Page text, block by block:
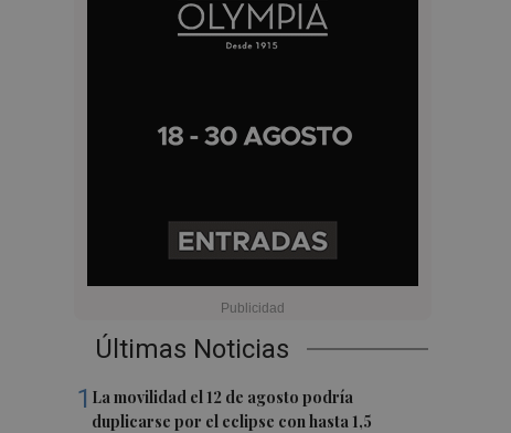
Últimas Noticias
1 La movilidad el 12 de agosto podría
duplicarse por el eclipse con hasta 1,5